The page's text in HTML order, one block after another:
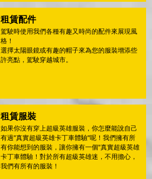
租賃配件
駕駛時使用我們各種有趣又時尚的配件來展現風
格！
選擇太陽眼鏡或有趣的帽子來為您的服裝增添些
許亮點，駕駛穿越城市。
租賃服裝
如果你沒有穿上超級英雄服裝，你怎麼能說自己
有過"真實超級英雄卡丁車體驗"呢！我們擁有所
有你能想到的服裝，讓你擁有一個"真實超級英雄
卡丁車體驗！對於所有超級英雄迷，不用擔心，
我們有所有的服裝！